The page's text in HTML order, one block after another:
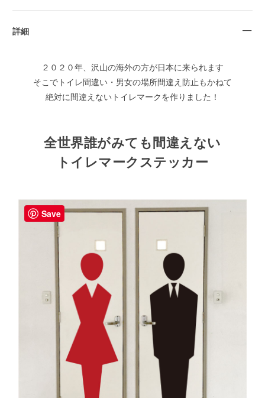
詳細
２０２０年、沢山の海外の方が日本に来られます
そこでトイレ間違い・男女の場所間違え防止もかねて
絶対に間違えないトイレマークを作りました！
全世界誰がみても間違えない
トイレマークステッカー
Save